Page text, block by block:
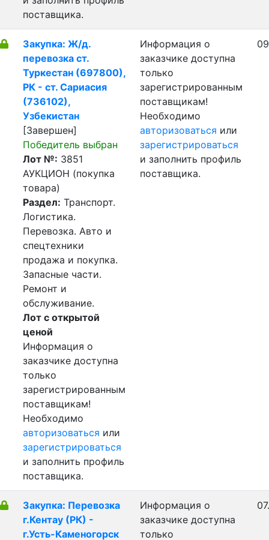
поставщика.
Закупка: Ж/д.
перевозка ст.
Туркестан (697800),
РК - ст. Сариасия
(736102),
Узбекистан
[Завершен]
Победитель выбран
Лот №: 3851
АУКЦИОН (покупка
товара)
Раздел: Транспорт.
Логистика.
Перевозка. Авто и
спецтехники
продажа и покупка.
Запасные части.
Ремонт и
обслуживание.
Лот с открытой
ценой
Информация о
заказчике доступна
только
зарегистрированным
поставщикам!
Необходимо
авторизоваться или
зарегистрироваться
и заполнить профиль
поставщика.
Информация о
заказчике доступна
только
зарегистрированным
поставщикам!
Необходимо
авторизоваться или
зарегистрироваться
и заполнить профиль
поставщика.
Закупка: Перевозка
г.Кентау (РК) -
г.Усть-Каменогорск
Информация о
заказчике доступна
только